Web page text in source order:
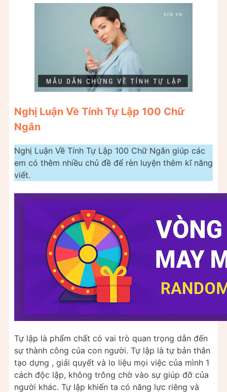
Nghị Luận Về Tính Tự Lập 100 Chữ
Ngắn
Nghị Luận Về Tính Tự Lập 100 Chữ Ngắn giúp các
em có thêm nhiều chủ đề để rèn luyện thêm kĩ năng
viết.
Tự lập là phẩm chất có vai trò quan trọng dẫn đến
sự thành công của con người. Tự lập là tự bản thân
tạo dựng , giải quyết và lo liệu mọi việc của mình 1
cách độc lập, không trông chờ vào sự giúp đỡ của
người khác. Tự lập khiến ta có năng lực riêng và